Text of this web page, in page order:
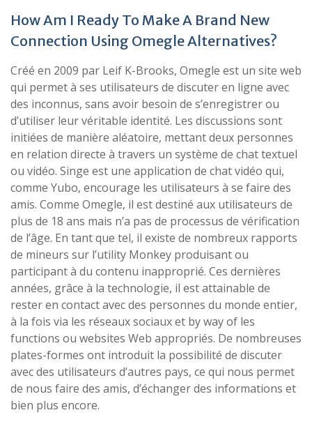
How Am I Ready To Make A Brand New
Connection Using Omegle Alternatives?
Créé en 2009 par Leif K-Brooks, Omegle est un site web
qui permet à ses utilisateurs de discuter en ligne avec
des inconnus, sans avoir besoin de s’enregistrer ou
d’utiliser leur véritable identité. Les discussions sont
initiées de manière aléatoire, mettant deux personnes
en relation directe à travers un système de chat textuel
ou vidéo. Singe est une application de chat vidéo qui,
comme Yubo, encourage les utilisateurs à se faire des
amis. Comme Omegle, il est destiné aux utilisateurs de
plus de 18 ans mais n’a pas de processus de vérification
de l’âge. En tant que tel, il existe de nombreux rapports
de mineurs sur l’utility Monkey produisant ou
participant à du contenu inapproprié. Ces dernières
années, grâce à la technologie, il est attainable de
rester en contact avec des personnes du monde entier,
à la fois via les réseaux sociaux et by way of les
functions ou websites Web appropriés. De nombreuses
plates-formes ont introduit la possibilité de discuter
avec des utilisateurs d’autres pays, ce qui nous permet
de nous faire des amis, d’échanger des informations et
bien plus encore.